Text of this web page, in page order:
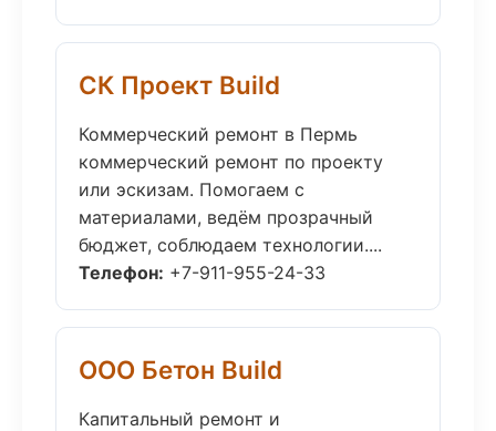
СК Проект Build
Коммерческий ремонт в Пермь
коммерческий ремонт по проекту
или эскизам. Помогаем с
материалами, ведём прозрачный
бюджет, соблюдаем технологии....
Телефон: +7-911-955-24-33
ООО Бетон Build
Капитальный ремонт и